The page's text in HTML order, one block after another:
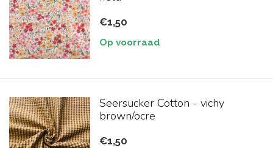
€1,50
Op voorraad
Seersucker Cotton - vichy
brown/ocre
€1,50